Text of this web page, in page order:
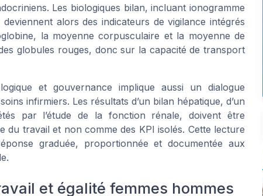
Les biologiques bilan, incluant ionogramme
alors des indicateurs de vigilance intégrés
la moyenne corpusculaire et la moyenne de
globules rouges, donc sur la capacité de transport
et gouvernance implique aussi un dialogue
infirmiers. Les résultats d’un bilan hépatique, d’un
par l’étude de la fonction rénale, doivent être
travail et non comme des KPI isolés. Cette lecture
graduée, proportionnée et documentée aux
et égalité femmes hommes